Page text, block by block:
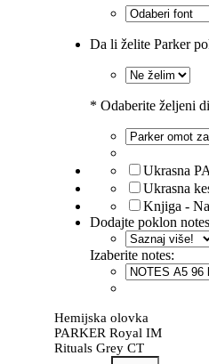
Da li želite Parker
* Odaberite željeni
Ukrasna
Ukrasna
Knjiga -
Dodajte poklon
Izaberite notes:
Hemijska olovka
PARKER Royal IM
Rituals Grey CT